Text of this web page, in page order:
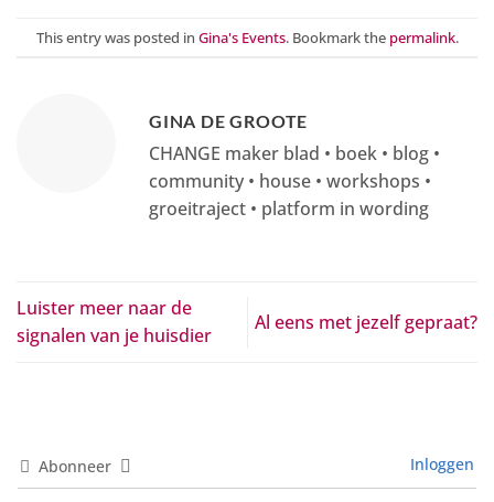
This entry was posted in Gina's Events. Bookmark the permalink.
GINA DE GROOTE
CHANGE maker blad • boek • blog •
community • house • workshops •
groeitraject • platform in wording
Luister meer naar de
signalen van je huisdier
Al eens met jezelf gepraat?
Abonneer Inloggen